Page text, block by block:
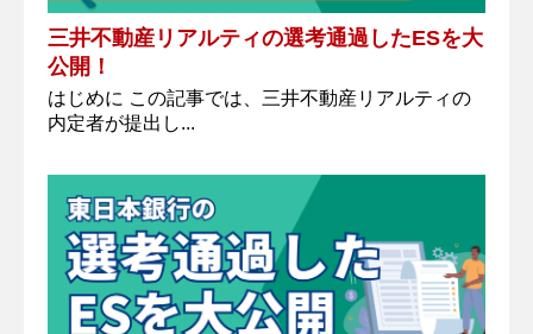
三井不動産リアルティの選考通過したESを大
公開！
はじめに この記事では、三井不動産リアルティの
内定者が提出し...